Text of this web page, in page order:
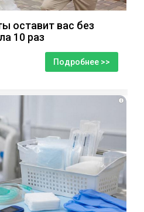
оставит вас без
10 раз
Подробнее >>
i